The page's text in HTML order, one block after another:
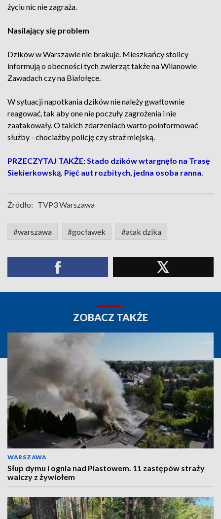
życiu nic nie zagraża.
Nasilający się problem
Dzików w Warszawie nie brakuje. Mieszkańcy stolicy
informują o obecności tych zwierząt także na Wilanowie
Zawadach czy na Białołęce.
W sytuacji napotkania dzików nie należy gwałtownie
reagować, tak aby one nie poczuły zagrożenia i nie
zaatakowały. O takich zdarzeniach warto poinformować
służby - chociażby policję czy straż miejską.
PRZECZYTAJ TAKŻE: Stado dzików wtargnęło na Trasę
Siekierkowską. Pięć aut rozbitych, jedna osoba ranna.
Źródło: TVP3 Warszawa
#warszawa #gocławek #atak dzika
ZOBACZ TAKŻE
WARSZAWA
Słup dymu i ognia nad Piastowem. 11 zastępów straży
walczy z żywiołem